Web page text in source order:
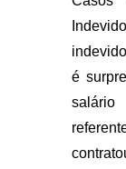
é